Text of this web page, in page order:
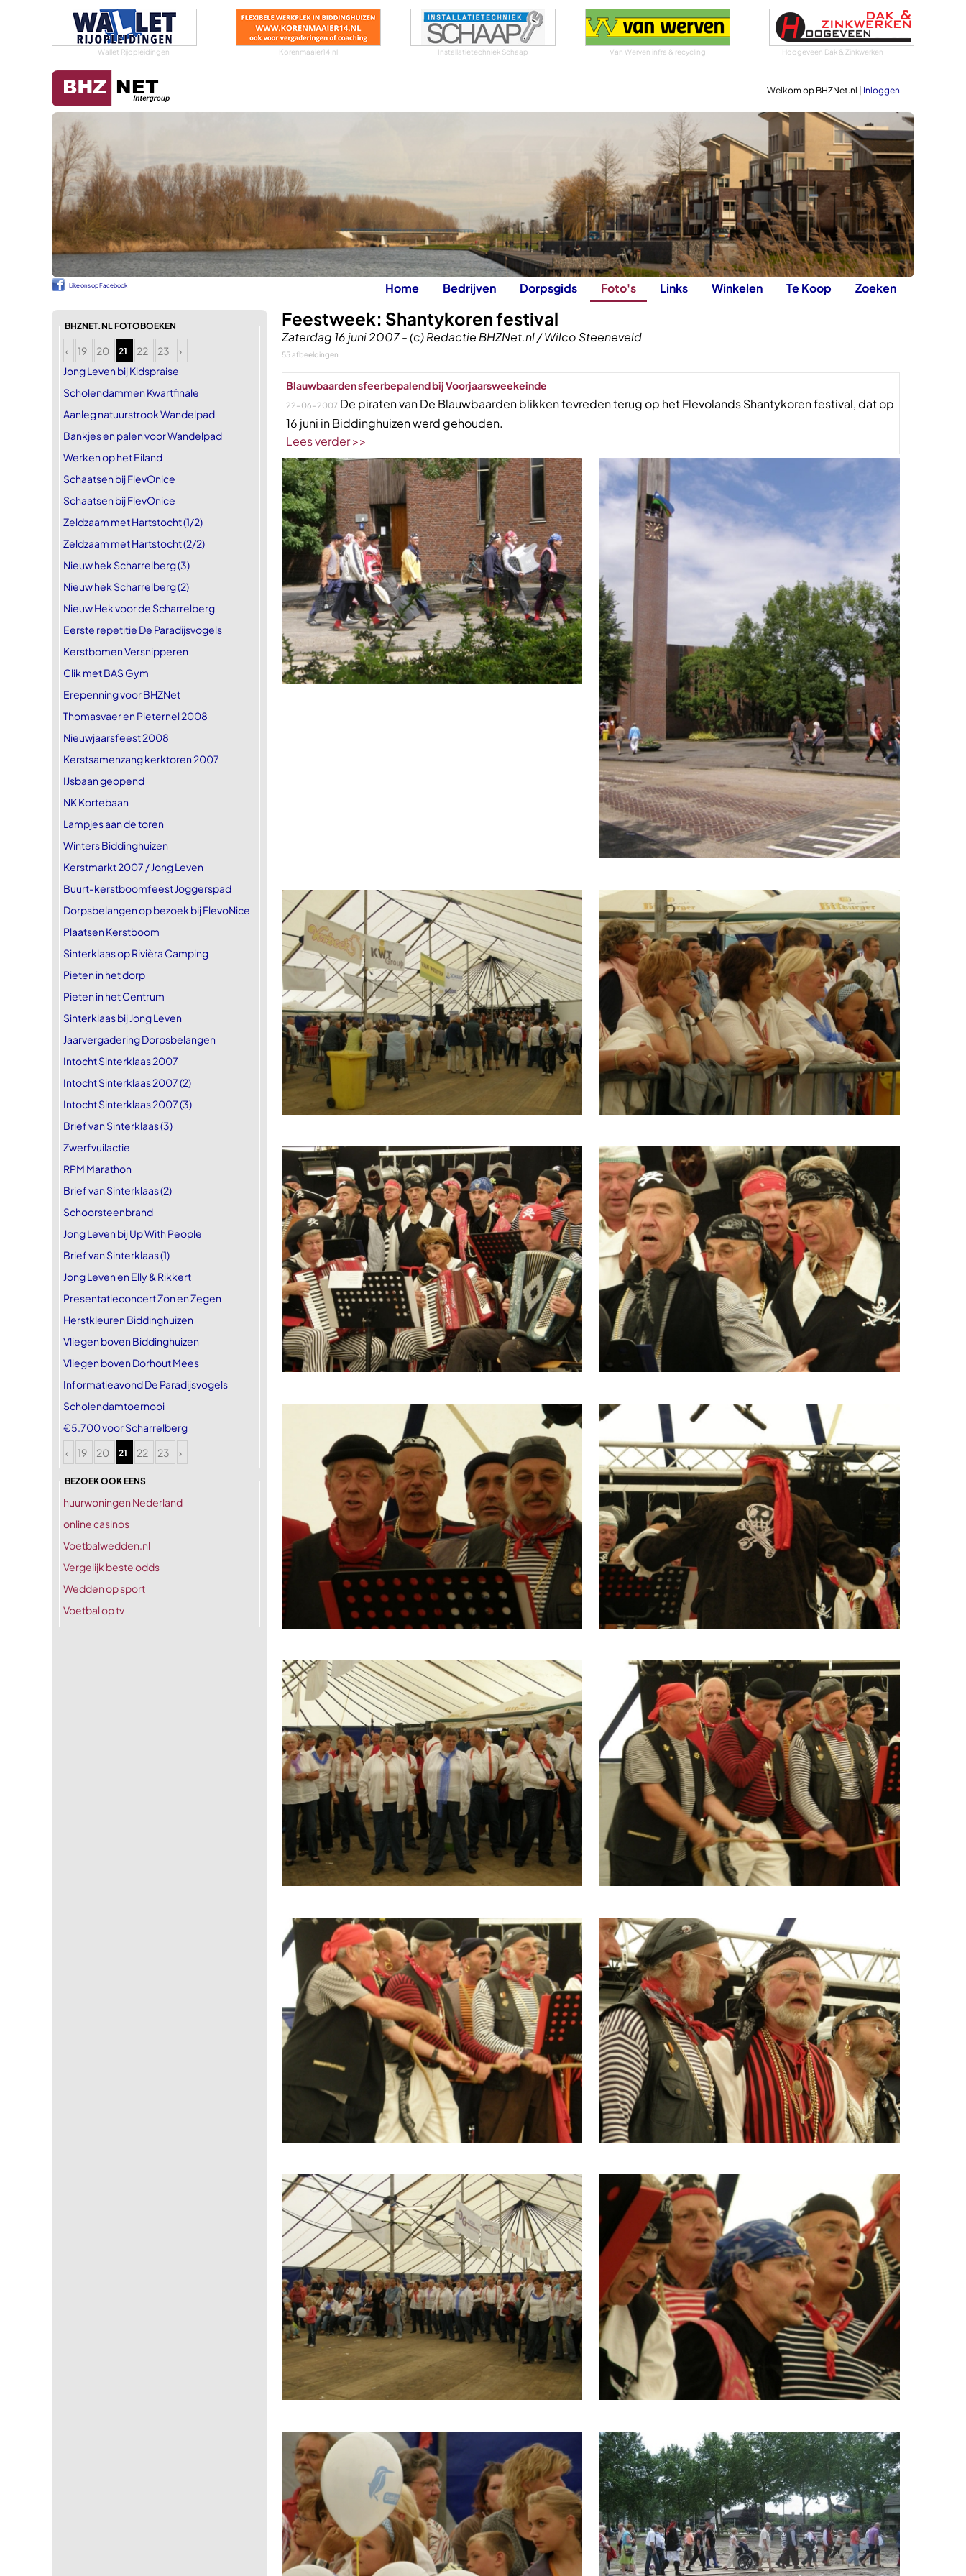
Wallet Rijopleidingen Korenmaaier14.nl Installatietechniek Schaap Van Werven infra & recycling Hoogeveen Dak & Zinkwerken
Welkom op BHZNet.nl | Inloggen
Like ons op Facebook Home Bedrijven Dorpsgids Foto's Links Winkelen Te Koop Zoeken
BHZNET.NL FOTOBOEKEN
‹ 19 20 21 22 23
›
Jong Leven bij Kidspraise
Scholendammen Kwartfinale
Aanleg natuurstrook Wandelpad
Bankjes en palen voor Wandelpad
Werken op het Eiland
Schaatsen bij FlevOnice
Schaatsen bij FlevOnice
Zeldzaam met Hartstocht (1/2)
Zeldzaam met Hartstocht (2/2)
Nieuw hek Scharrelberg (3)
Nieuw hek Scharrelberg (2)
Nieuw Hek voor de Scharrelberg
Eerste repetitie De Paradijsvogels
Kerstbomen Versnipperen
Clik met BAS Gym
Erepenning voor BHZNet
Thomasvaer en Pieternel 2008
Nieuwjaarsfeest 2008
Kerstsamenzang kerktoren 2007
IJsbaan geopend
NK Kortebaan
Lampjes aan de toren
Winters Biddinghuizen
Kerstmarkt 2007 / Jong Leven
Buurt-kerstboomfeest Joggerspad
Dorpsbelangen op bezoek bij FlevoNice
Plaatsen Kerstboom
Sinterklaas op Rivièra Camping
Pieten in het dorp
Pieten in het Centrum
Sinterklaas bij Jong Leven
Jaarvergadering Dorpsbelangen
Intocht Sinterklaas 2007
Intocht Sinterklaas 2007 (2)
Intocht Sinterklaas 2007 (3)
Brief van Sinterklaas (3)
Zwerfvuilactie
RPM Marathon
Brief van Sinterklaas (2)
Schoorsteenbrand
Jong Leven bij Up With People
Brief van Sinterklaas (1)
Jong Leven en Elly & Rikkert
Presentatieconcert Zon en Zegen
Herstkleuren Biddinghuizen
Vliegen boven Biddinghuizen
Vliegen boven Dorhout Mees
Informatieavond De Paradijsvogels
Scholendamtoernooi
€5.700 voor Scharrelberg
‹
19 20 21 22 23 ›
BEZOEK OOK EENS
huurwoningen Nederland
online casinos
Voetbalwedden.nl
Vergelijk beste odds
Wedden op sport
Voetbal op tv
Feestweek: Shantykoren festival
Zaterdag 16 juni 2007 - (c) Redactie BHZNet.nl / Wilco Steeneveld
55 afbeeldingen
Blauwbaarden sfeerbepalend bij Voorjaarsweekeinde
22-06-2007 De piraten van De Blauwbaarden blikken tevreden terug op het Flevolands Shantykoren festival, dat op
16 juni in Biddinghuizen werd gehouden.
Lees verder >>